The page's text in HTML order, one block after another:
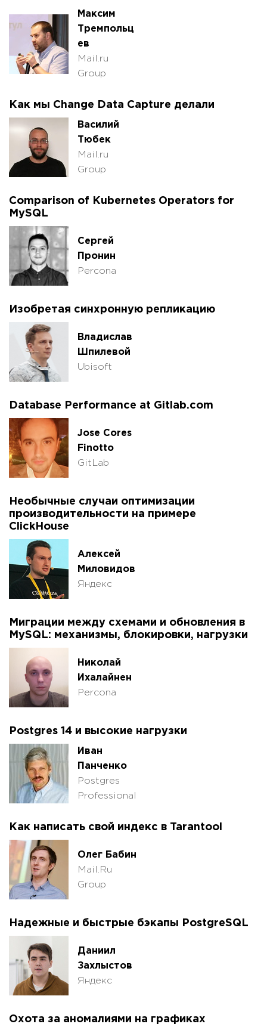
Максим
Тремпольц
ев
Mail.ru
Group
Как мы Change Data Capture делали
Василий
Тюбек
Mail.ru
Group
Comparison of Kubernetes Operators for
MySQL
Сергей
Пронин
Percona
Изобретая синхронную репликацию
Владислав
Шпилевой
Ubisoft
Database Performance at Gitlab.com
Jose Cores
Finotto
GitLab
Необычные случаи оптимизации
производительности на примере
ClickHouse
Алексей
Миловидов
Яндекс
Миграции между схемами и обновления в
MySQL: механизмы, блокировки, нагрузки
Николай
Ихалайнен
Percona
Postgres 14 и высокие нагрузки
Иван
Панченко
Postgres
Professional
Как написать свой индекс в Tarantool
Олег Бабин
Mail.Ru
Group
Надежные и быстрые бэкапы PostgreSQL
Даниил
Захлыстов
Яндекс
Охота за аномалиями на графиках